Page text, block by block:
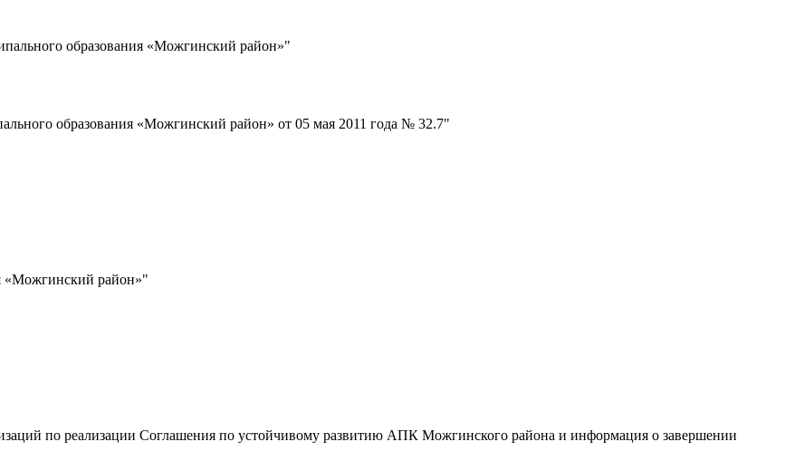
образования «Можгинский район»"
образования «Можгинский район» от 05 мая 2011 года № 32.7"
«Можгинский район»"
по реализации Соглашения по устойчивому развитию АПК Можгинского района и информация о завершении